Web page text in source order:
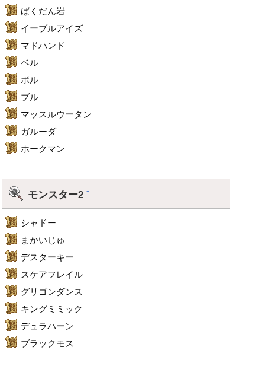
ばくだん岩
イーブルアイズ
マドハンド
ベル
ボル
ブル
マッスルウータン
ガルーダ
ホークマン
モンスター2†
シャドー
まかいじゅ
デスターキー
スケアフレイル
グリゴンダンス
キングミミック
デュラハーン
ブラックモス